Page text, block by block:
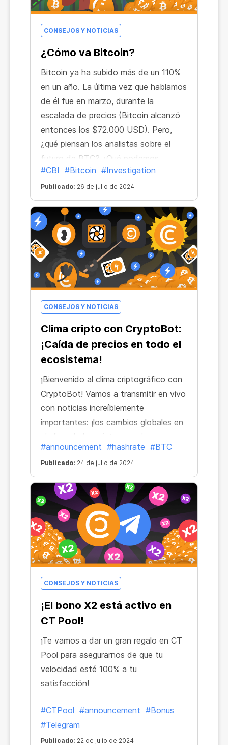
CONSEJOS Y NOTICIAS
¿Cómo va Bitcoin?
Bitcoin ya ha subido más de un 110%
en un año. La última vez que hablamos
de él fue en marzo, durante la
escalada de precios (Bitcoin alcanzó
entonces los $72.000 USD). Pero,
¿qué piensan los analistas sobre el
futuro de BTC? ¿Qué podemos
esperar para finales de 2024?
#CBI #Bitcoin #Investigation
Publicado: 26 de julio de 2024
CONSEJOS Y NOTICIAS
Clima cripto con CryptoBot:
¡Caída de precios en todo el
ecosistema!
¡Bienvenido al clima criptográfico con
CryptoBot! Vamos a transmitir en vivo
con noticias increíblemente
importantes: ¡los cambios globales en
afectarán a todos los usuarios del
ecosistema!
#announcement #hashrate #BTC
Publicado: 24 de julio de 2024
CONSEJOS Y NOTICIAS
¡El bono X2 está activo en
CT Pool!
¡Te vamos a dar un gran regalo en CT
Pool para asegurarnos de que tu
velocidad esté 100% a tu
satisfacción!
#CTPool #announcement #Bonus
#Telegram
Publicado: 22 de julio de 2024